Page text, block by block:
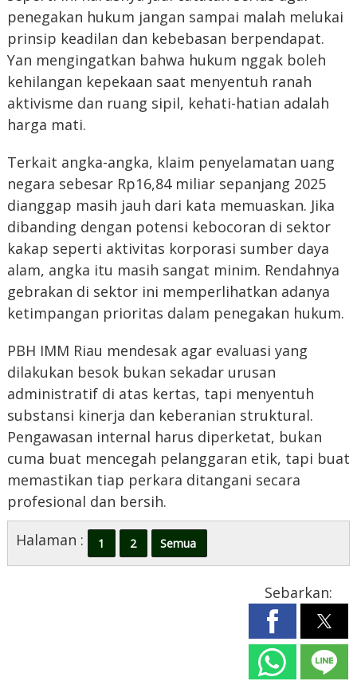
penegakan hukum jangan sampai malah melukai
prinsip keadilan dan kebebasan berpendapat.
Yan mengingatkan bahwa hukum nggak boleh
kehilangan kepekaan saat menyentuh ranah
aktivisme dan ruang sipil, kehati-hatian adalah
harga mati.
Terkait angka-angka, klaim penyelamatan uang
negara sebesar Rp16,84 miliar sepanjang 2025
dianggap masih jauh dari kata memuaskan. Jika
dibanding dengan potensi kebocoran di sektor
kakap seperti aktivitas korporasi sumber daya
alam, angka itu masih sangat minim. Rendahnya
gebrakan di sektor ini memperlihatkan adanya
ketimpangan prioritas dalam penegakan hukum.
PBH IMM Riau mendesak agar evaluasi yang
dilakukan besok bukan sekadar urusan
administratif di atas kertas, tapi menyentuh
substansi kinerja dan keberanian struktural.
Pengawasan internal harus diperketat, bukan
cuma buat mencegah pelanggaran etik, tapi buat
memastikan tiap perkara ditangani secara
profesional dan bersih.
Halaman :
1 2 Semua
Sebarkan: